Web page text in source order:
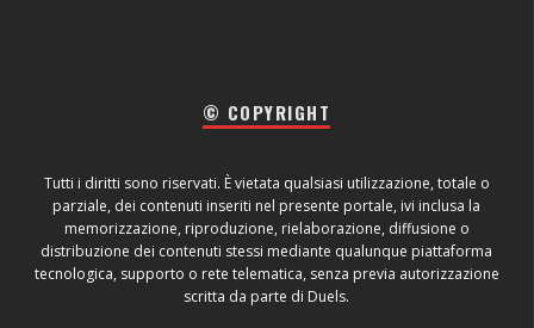
© COPYRIGHT
Tutti i diritti sono riservati. È vietata qualsiasi utilizzazione, totale o
parziale, dei contenuti inseriti nel presente portale, ivi inclusa la
memorizzazione, riproduzione, rielaborazione, diffusione o
distribuzione dei contenuti stessi mediante qualunque piattaforma
tecnologica, supporto o rete telematica, senza previa autorizzazione
scritta da parte di Duels.